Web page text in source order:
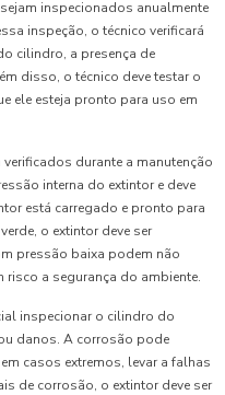
inspecionados anualmente
inspeção, o técnico verificará
cilindro, a presença de
disso, o técnico deve testar o
ele esteja pronto para uso em
durante a manutenção
interna do extintor e deve
está carregado e pronto para
o extintor deve ser
pressão baixa podem não
a segurança do ambiente.
inspecionar o cilindro do
danos. A corrosão pode
casos extremos, levar a falhas
de corrosão, o extintor deve ser